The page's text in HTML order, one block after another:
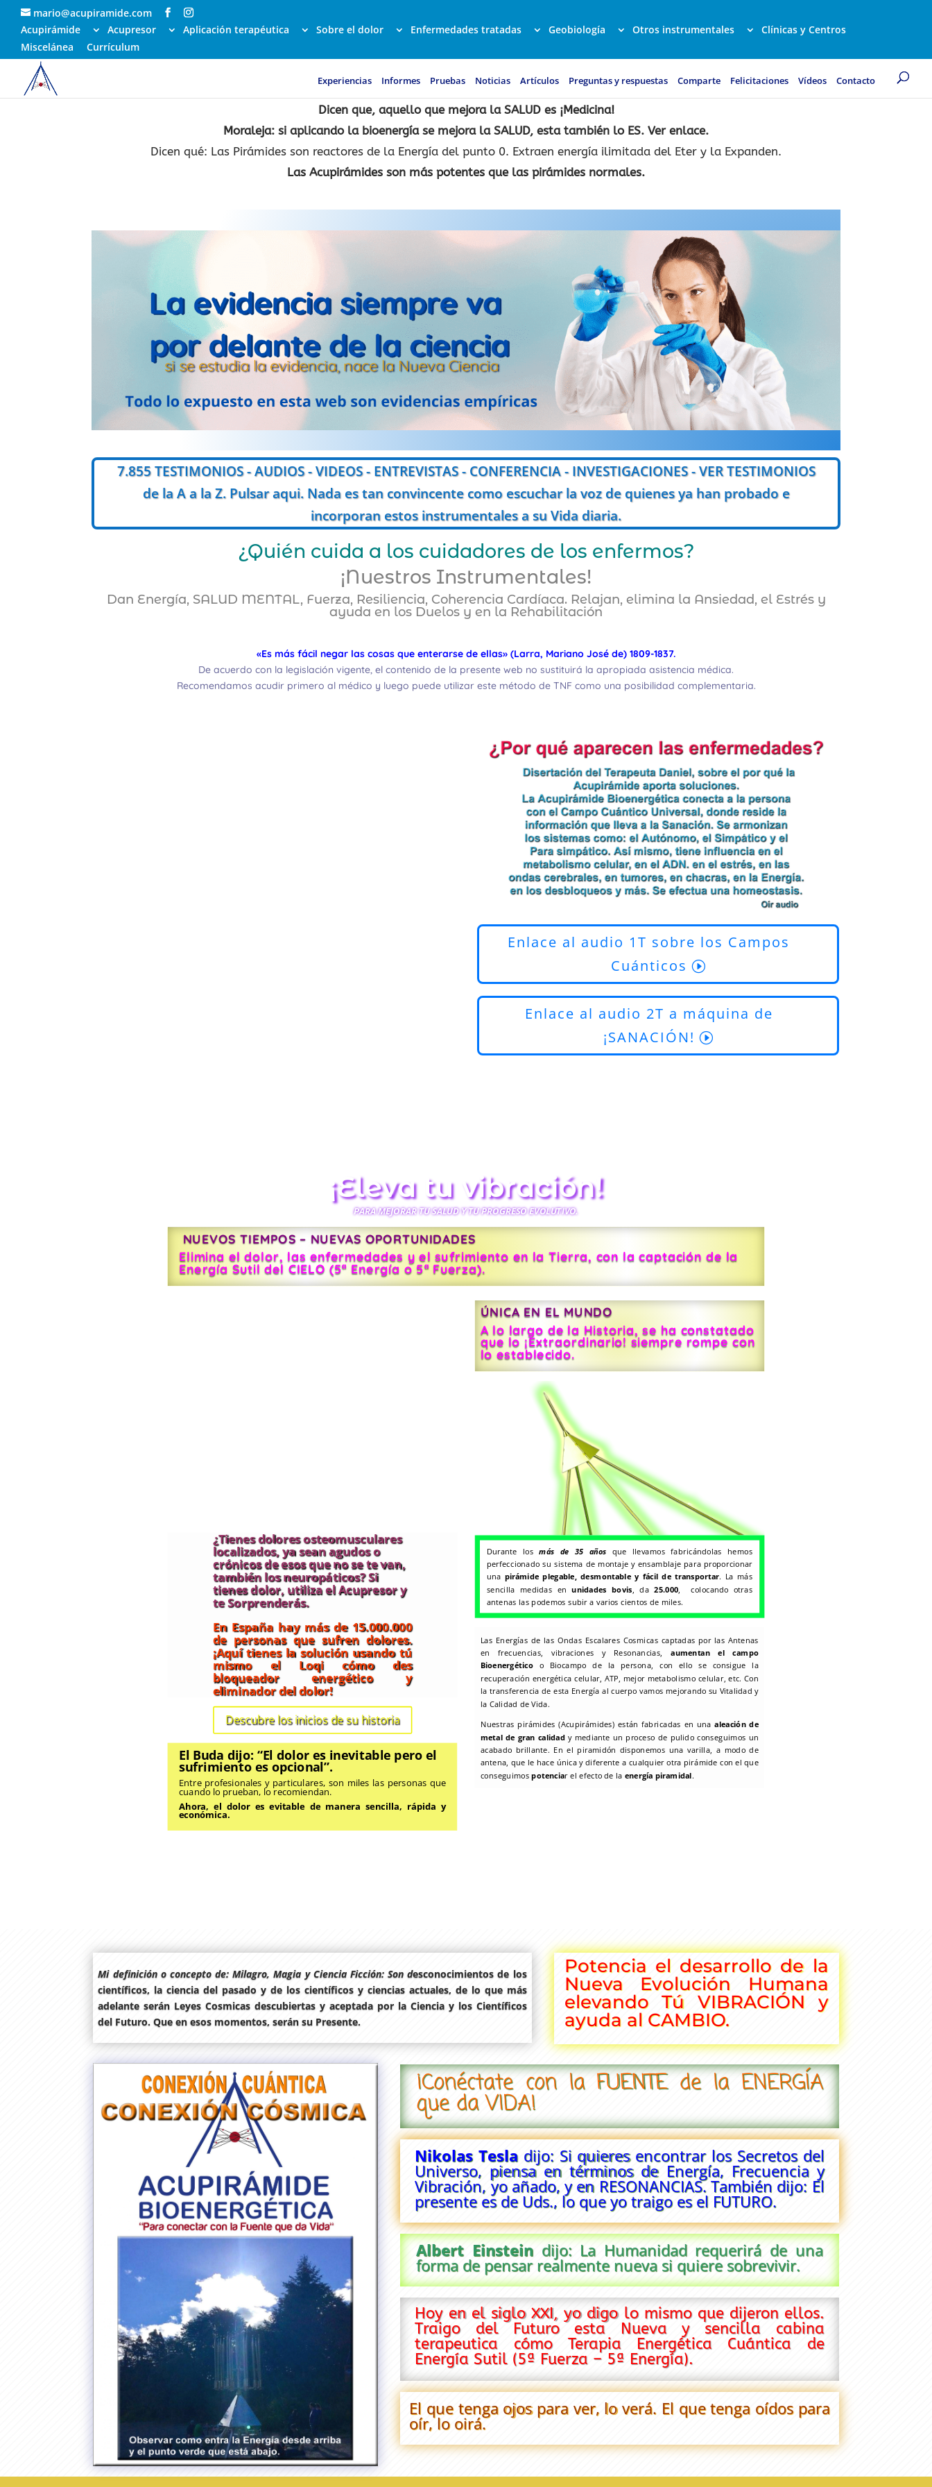
mario@acupiramide.com
Acupirámide
Acupresor Aplicación terapéutica Sobre el dolor Enfermedades tratadas Geobiología Otros instrumentales
Clínicas y Centros
Miscelánea
Currículum
Experiencias Informes Pruebas Noticias Artículos Preguntas y respuestas Comparte Felicitaciones Vídeos Contacto
Dicen que, aquello que mejora la SALUD es ¡Medicina!
Moraleja: si aplicando la bioenergía se mejora la SALUD, esta también lo ES. Ver enlace.
Dicen qué: Las Pirámides son reactores de la Energía del punto 0. Extraen energía ilimitada del Eter y la Expanden.
Las Acupirámides son más potentes que las pirámides normales.
si se estudia la evidencia, nace la Nueva Ciencia
7.855 TESTIMONIOS - AUDIOS - VIDEOS - ENTREVISTAS - CONFERENCIA - INVESTIGACIONES - VER TESTIMONIOS
de la A a la Z. Pulsar aqui. Nada es tan convincente como escuchar la voz de quienes ya han probado e
incorporan estos instrumentales a su Vida diaria.
¿Quién cuida a los cuidadores de los enfermos?
¡Nuestros Instrumentales!
Dan Energía, SALUD MENTAL, Fuerza, Resiliencia, Coherencia Cardíaca.Relajan, elimina la Ansiedad, el Estrés y
ayuda en los Duelos y en la Rehabilitación
«Es más fácil negar las cosas que enterarse de ellas» (Larra, Mariano José de) 1809-1837.
De acuerdo con la legislación vigente, el contenido de la presente web no sustituirá la apropiada asistencia médica.
Recomendamos acudir primero al médico y luego puede utilizar este método de TNF como una posibilidad complementaria.
Enlace al audio 1T sobre los Campos
Cuánticos
Enlace al audio 2T a máquina de
¡SANACIÓN!
¡Eleva tu vibración!
PARA MEJORAR TU SALUD Y TU PROGRESO EVOLUTIVO.
NUEVOS TIEMPOS – NUEVAS OPORTUNIDADES
Elimina el dolor, las enfermedades y el sufrimiento en la Tierra, con la captación de la
Energía Sutil del CIELO (5ª Energía o 5ª Fuerza).
¿Tienes dolores osteomusculares
localizados, ya sean agudos o
crónicos de esos que no se te van,
también los neuropáticos? Si
tienes dolor, utiliza el Acupresor y
te Sorprenderás.
En España hay más de 15.000.000
de personas que sufren dolores.
¡Aquí tienes la solución usando tú
mismo el Loqi cómo des
bloqueador energético y
eliminador del dolor!
Descubre los inicios de su historia
El Buda dijo: “El dolor es inevitable pero el
sufrimiento es opcional”.
Entre profesionales y particulares, son miles las personas que
cuando lo prueban, lo recomiendan.
Ahora, el dolor es evitable de manera sencilla, rápida y
económica.
ÚNICA EN EL MUNDO
A lo largo de la Historia, se ha constatado
que lo ¡Extraordinario! siempre rompe con
lo establecido.
Durante losmás de 35 años que llevamos fabricándolas hemos
perfeccionado su sistema de montaje y ensamblaje para proporcionar
una pirámide plegable, desmontable y fácil de transportar. La más
sencilla medidas enunidades bovis , da25.000 , colocando otras
antenas las podemos subir a varios cientos de miles.
Las Energías de las Ondas Escalares Cosmicas captadas por las Antenas
en frecuencias, vibraciones y Resonancias,aumentan el campo
Bioenergéticoo Biocampo de la persona, con ello se consigue la
recuperación energética celular, ATP, mejor metabolismo celular, etc. Con
la transferencia de esta Energía al cuerpo vamos mejorando su Vitalidad y
la Calidad de Vida.
Nuestras pirámides (Acupirámides) están fabricadas en unaaleación de
metal de gran calidady mediante un proceso de pulido conseguimos un
acabado brillante. En el piramidón disponemos una varilla, a modo de
antena, que le hace única y diferente a cualquier otra pirámide con el que
conseguimospotenciar el efecto de la energía piramidal.
Mi definición o concepto de: Milagro, Magia y Ciencia Ficción: Son desconocimientos de los
científicos, la ciencia del pasado y de los científicos y ciencias actuales, de lo que más
adelante serán Leyes Cosmicas descubiertas y aceptada por la Ciencia y los Científicos
del Futuro. Que en esos momentos, serán su Presente.
Potencia el desarrollo de la
Nueva Evolución Humana
elevando Tú VIBRACIÓN y
ayuda al CAMBIO.
¡Conéctate con la FUENTE de la ENERGÍA
que da VIDA!
Nikolas Tesla dijo: Si quieres encontrar los Secretos del
Universo, piensa en términos de Energía, Frecuencia y
Vibración, yo añado, y en RESONANCIAS. También dijo: El
presente es de Uds., lo que yo traigo es el FUTURO.
Albert Einstein dijo: La Humanidad requerirá de una
forma de pensar realmente nueva si quiere sobrevivir.
Hoy en el siglo XXI, yo digo lo mismo que dijeron ellos.
Traigo del Futuro esta Nueva y sencilla cabina
terapeutica cómo Terapia Energética Cuántica de
Energía Sutil (5ª Fuerza – 5ª Energía).
El que tenga ojos para ver, lo verá. El que tenga oídos para
oír, lo oirá.